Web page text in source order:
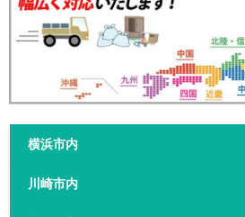
横浜市内
川崎市内